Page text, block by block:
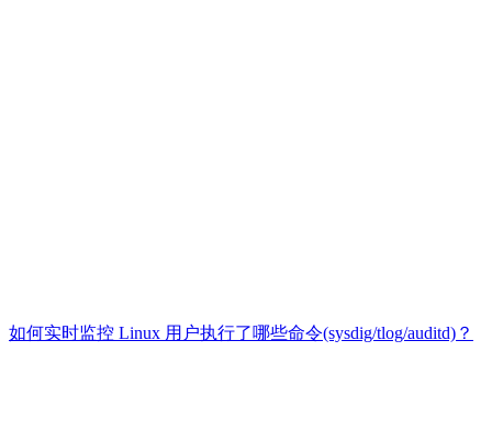
如何实时监控 Linux 用户执行了哪些命令(sysdig/tlog/auditd)？